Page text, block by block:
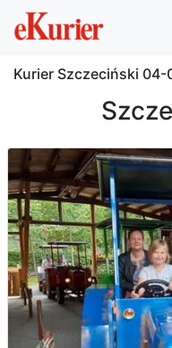
Kurier Szczeciński 04-